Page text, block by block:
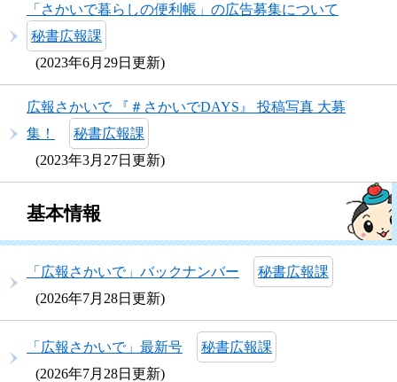
「さかいで暮らしの便利帳」の広告募集について
秘書広報課
2023年6月29日更新
広報さかいで 『＃さかいでDAYS』 投稿写真 大募
集！
秘書広報課
2023年3月27日更新
基本情報
「広報さかいで」バックナンバー
秘書広報課
2026年7月28日更新
「広報さかいで」最新号
秘書広報課
2026年7月28日更新